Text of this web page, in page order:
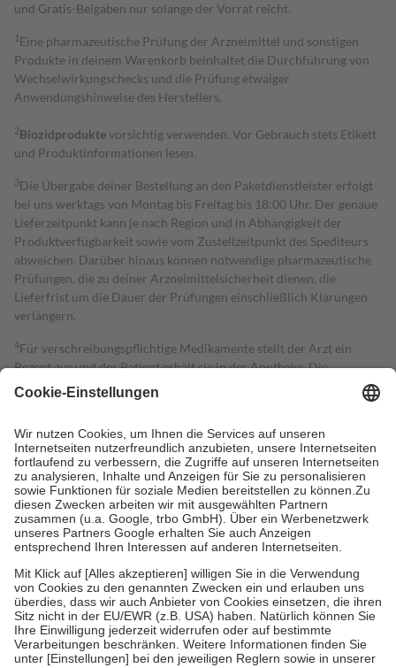
und Gratis-Beigaben nur solange der Vorrat reicht.
1 Eine pharmazeutische Prüfung der Arzneimittel und sonstigen
Produkte in deinem Warenkorb beinhaltet die Durchführung von
Wechselwirkungschecks und die Prüfung etwaiger
Anwendungshinweise des Herstellers.
2Biozidproduktevorsichtig verwenden. Vor Gebrauch stets Etikett
und Produktinformationen lesen.
3Die Übergabe deiner Bestellung an den Paketdienstleister erfolgt
bei uns werktags von Montag bis Freitag bis 18:00 Uhr. Der genaue
Lieferzeitpunkt kann je nach Region und in Abhängigkeit der
Produktverfügbarkeit sowie vom Zustellzeitpunkt des Spediteurs
abweichen. Darüber hinaus können notwendige pharmazeutische
Prüfungen, die zu deiner Arzneimittelsicherheit dienen, die
Lieferfrist um die Dauer der Prüfungen einschließlich Klärungen
verlängern.
4Für verschreibungspflichtige Medikamente stellt der Arzt ein
Rezept aus und der Patient erhält sie in der Apotheke. Die
gesetzliche Krankenversicherung übernimmt in der Regel die
Kosten dafür, der Versicherte trägt einen Teil davon als Zuzahlung
Grundsätzlich leisten Mitglieder Zuzahlungen in Höhe von zehn
Prozent des Abgabepreises,mindestens jedochfünf Euround
höchstens zehn Euro.Es sind jedoch nie mehr als die tatsächlichen
Kosten der Leistung zu entrichten.
Diese Regeln gelten grundsätzlich auch für Online-Apotheken.
Bei Heilmitteln und häuslicher Krankenpflege beträgt die
Zuzahlung zehn Prozent der Kosten sowie zehn Euro je
Verordnung.
Um das Engagement der Versicherten für ihre eigene Gesundheit zu
stärken und die besondere Stellung der Familie zu unterstützen,
fallenkeine Zuzahlungenan bei:
• Kindern und Jugendlichen bis zum vollendeten 18. Lebensjahr
mit Ausnahme der Fahrkosten